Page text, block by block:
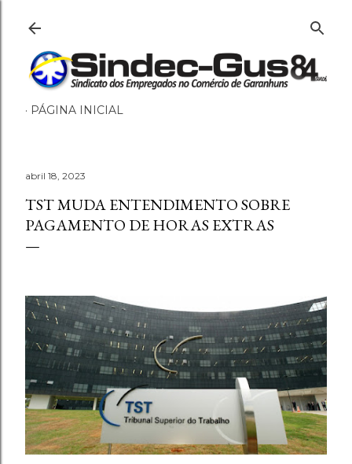
PÁGINA INICIAL
abril 18, 2023
TST MUDA ENTENDIMENTO SOBRE
PAGAMENTO DE HORAS EXTRAS